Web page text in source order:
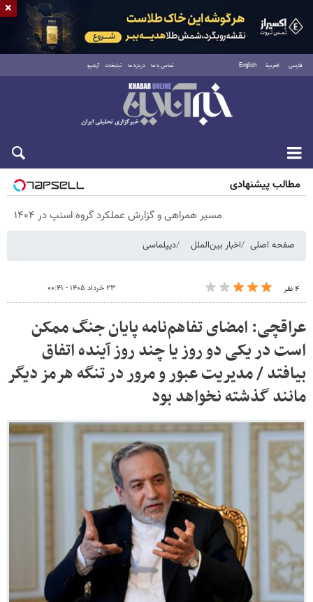
فارسی العربية English تماس با ما درباره ما تبلیغات آرشیو
پنجشنبه ۱۵ مرداد ۱۴۰۵
مطالب پیشنهادی
مسیر همراهی و گزارش عملکرد گروه اسنپ در ۱۴۰۴
صفحه اصلی اخبار بین‌الملل دیپلماسی
۴ نفر ۲۳ خرداد ۱۴۰۵ - ۰۰:۴۱
عراقچی: امضای تفاهم‌نامه پایان جنگ ممکن
است در یکی دو روز یا چند روز آینده اتفاق
بیافتد / مدیریت عبور و مرور در تنگه هرمز دیگر
مانند گذشته نخواهد بود
×